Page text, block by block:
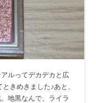
ルってデカデカと広
きめきました♪あと、
地黒なんで、ライラ